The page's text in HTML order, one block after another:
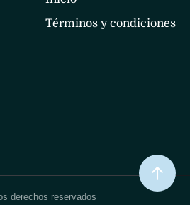
Términos y condiciones
derechos reservados